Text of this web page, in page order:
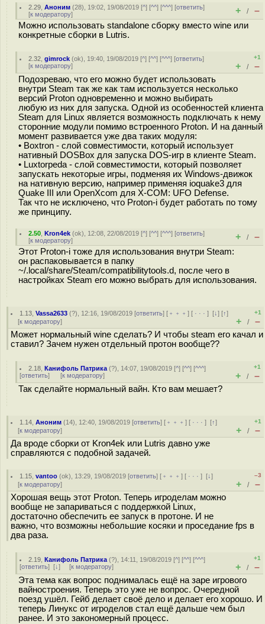
2.29 ,Аноним (28), 19:02, 19/08/2019 [^] [^^] [^^^] [ответить]
[к модератору] + / –
Можно использовать standalone сборку вместо wine или
конкретные сборки в Lutris.
2.32 ,gimrock (ok), 19:40, 19/08/2019 [^] [^^] [^^^] [ответить]
[к модератору]
+1
+ / –
Подозреваю, что его можно будет использовать
внутри Steam так же как там используется несколько
версий Proton одновременно и можно выбирать
любую из них для запуска. Одной из особенностей клиента
Steam для Linux является возможность подключать к нему
сторонние модули помимо встроенного Proton. И на данный
момент развивается уже два таких модуля:
• Boxtron - слой совместимости, который использует
нативный DOSBox для запуска DOS-игр в клиенте Steam.
• Luxtorpeda - слой совместимости, который позволяет
запускать некоторые игры, подменяя их Windows-движок
на нативную версию, например применяя ioquake3 для
Quake III или OpenXcom для X-COM: UFO Defense.
Так что не исключено, что Proton-i будет работать по тому
же принципу.
2.50 ,Kron4ek (ok), 12:08, 22/08/2019 [^] [^^] [^^^] [ответить]
[к модератору] + / –
Этот Proton-i тоже для использования внутри Steam:
он распаковывается в папку
~/.local/share/Steam/compatibilitytools.d, после чего в
настройках Steam его можно выбрать для использования.
1.13 ,Vassa2633 (?), 12:16, 19/08/2019 [ответить] [ ﹢﹢﹢] [ · · ·][↓] [↑]
[к модератору]
+1
+ / –
Может нормальный wine сделать? И чтобы steam его качал и
ставил? Зачем нужен отдельный протон вообще??
2.18 ,Канифоль Патрика (?), 14:07, 19/08/2019 [^] [^^] [^^^]
[ответить] [к модератору]
+1
+ / –
Так сделайте нормальный вайн. Кто вам мешает?
1.14 ,Аноним (14), 12:40, 19/08/2019 [ответить] [ ﹢﹢﹢] [ · · ·][↑]
[к модератору]
+1
+ / –
Да вроде сборки от Kron4ek или Lutris давно уже
справляются с подобной задачей.
1.15 ,vantoo (ok), 13:29, 19/08/2019 [ответить] [ ﹢﹢﹢] [ · · ·][↓]
[к модератору]
–3
+ / –
Хорошая вещь этот Proton. Теперь игроделам можно
вообще не запариваться с поддержкой Linux,
достаточно обеспечить ее запуск в протоне. И не
важно, что возможны небольшие косяки и проседание fps в
два раза.
2.19 ,Канифоль Патрика (?), 14:11, 19/08/2019 [^] [^^] [^^^]
[ответить] [↓] [к модератору]
+1
+ / –
Эта тема как вопрос поднималась ещё на заре игрового
вайностроения. Теперь это уже не вопрос. Очередной
поезд ушёл. Гейб делает своё дело и делает его хорошо. И
теперь Линукс от игроделов стал ещё дальше чем был
ранее. И это закономерный процесс.